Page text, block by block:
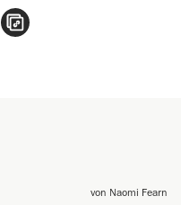
teilen
per E-Mail teilen
von Naomi Fearn